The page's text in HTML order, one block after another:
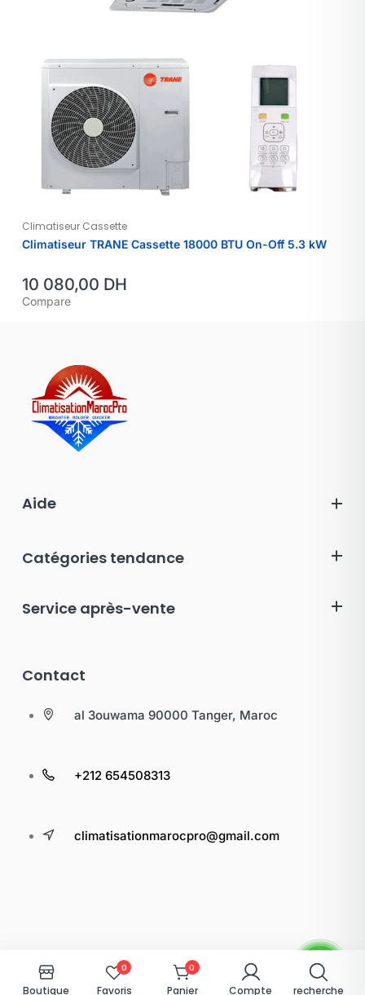
Climatiseur Cassette
Climatiseur TRANE Cassette 18000 BTU On-Off 5.3 kW
10 080,00 DH
Compare
Aide
Catégories tendance
Service après-vente
Contact
al 3ouwama 90000 Tanger, Maroc
+212 654508313
climatisationmarocpro@gmail.com
Boutique
0
Favoris
0
Panier Compte recherche